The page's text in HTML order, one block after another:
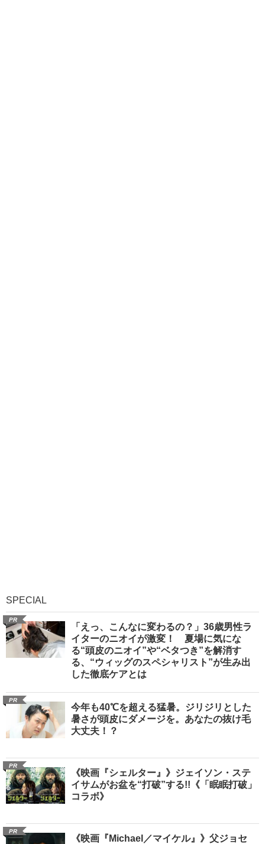
SPECIAL
PR
「えっ、こんなに変わるの？」36歳男性ラ
イターのニオイが激変！ 夏場に気にな
る“頭皮のニオイ”や“ベタつき”を解消す
る、“ウィッグのスペシャリスト”が生み出
した徹底ケアとは
PR
今年も40℃を超える猛暑。ジリジリとした
暑さが頭皮にダメージを。あなたの抜け毛
大丈夫！？
PR
《映画『シェルター』》ジェイソン・ステ
イサムがお盆を“打破”する!!《「眠眠打破」
コラボ》
PR
《映画『Michael／マイケル』》父ジョセ